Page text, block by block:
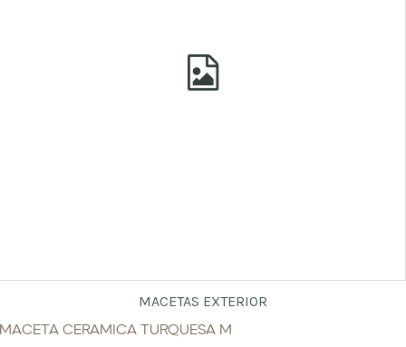
MACETAS EXTERIOR
MACETA CERAMICA TURQUESA M